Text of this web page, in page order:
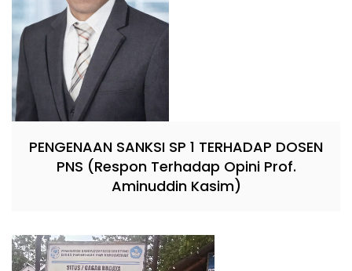
PENGENAAN SANKSI SP 1 TERHADAP DOSEN
PNS (Respon Terhadap Opini Prof.
Aminuddin Kasim)